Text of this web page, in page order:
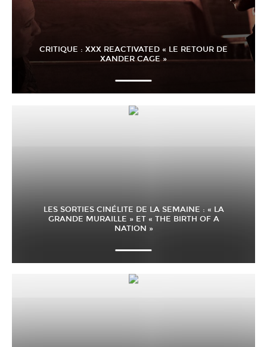
CRITIQUE : XXX REACTIVATED « LE RETOUR DE
XANDER CAGE »
LES SORTIES CINÉLITE DE LA SEMAINE : « LA
GRANDE MURAILLE » ET « THE BIRTH OF A
NATION »